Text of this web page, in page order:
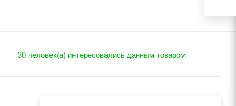
30 человек(а) интересовались данным товаром